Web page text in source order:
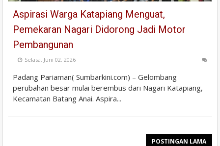
Aspirasi Warga Katapiang Menguat,
Pemekaran Nagari Didorong Jadi Motor
Pembangunan
Selasa, Juni 02, 2026
Padang Pariaman( Sumbarkini.com) – Gelombang
perubahan besar mulai berembus dari Nagari Katapiang,
Kecamatan Batang Anai. Aspira...
POSTINGAN LAMA